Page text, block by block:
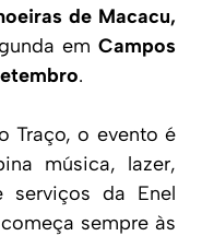
de Macacu,
em Campos
.
Traço, o evento é
música, lazer,
serviços da Enel
sempre às